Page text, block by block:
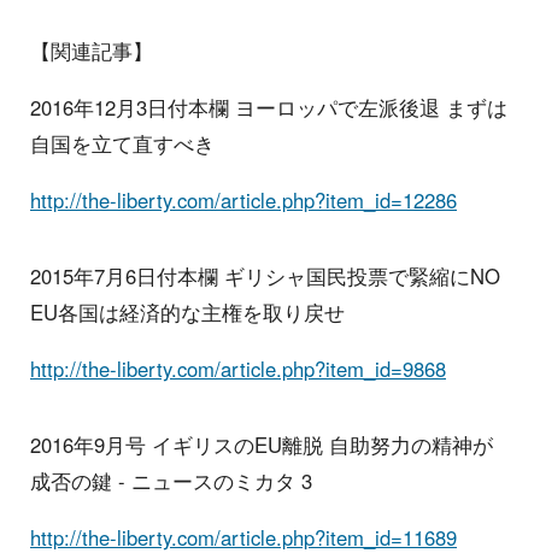
【関連記事】
2016年12月3日付本欄 ヨーロッパで左派後退 まずは
自国を立て直すべき
http://the-liberty.com/article.php?item_id=12286
2015年7月6日付本欄 ギリシャ国民投票で緊縮にNO
EU各国は経済的な主権を取り戻せ
http://the-liberty.com/article.php?item_id=9868
2016年9月号 イギリスのEU離脱 自助努力の精神が
成否の鍵 - ニュースのミカタ 3
http://the-liberty.com/article.php?item_id=11689